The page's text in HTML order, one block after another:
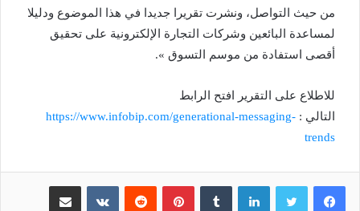
من حيث التواصل، ونشرت تقريرا جديدا في هذا الموضوع ودليلا
لمساعدة البائعين وشركات التجارة الإلكترونية على تحقيق
أقصى استفادة من موسم التسوق ».
للاطلاع على التقرير افتح الرابط
التالي : https://www.infobip.com/generational-messaging-
trends
لينكدإن بينتيريست مشاركة عبر البريد